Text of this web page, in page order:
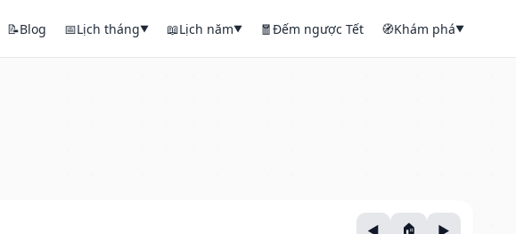
📝Blog 📅Lịch tháng▼ 📖Lịch năm▼ 🧧Đếm ngược Tết 🧭Khám phá▼